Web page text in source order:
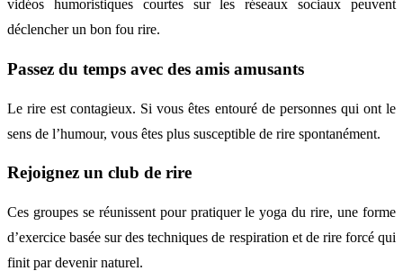
vidéos humoristiques courtes sur les réseaux sociaux peuvent
déclencher un bon fou rire.
Passez du temps avec des amis amusants
Le rire est contagieux. Si vous êtes entouré de personnes qui ont le
sens de l’humour, vous êtes plus susceptible de rire spontanément.
Rejoignez un club de rire
Ces groupes se réunissent pour pratiquer le yoga du rire, une forme
d’exercice basée sur des techniques de respiration et de rire forcé qui
finit par devenir naturel.